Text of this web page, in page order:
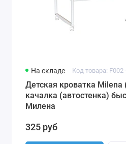
На складе Код товара: F002-
Детская кроватка
качалка (автостенка)
Милена
325 руб